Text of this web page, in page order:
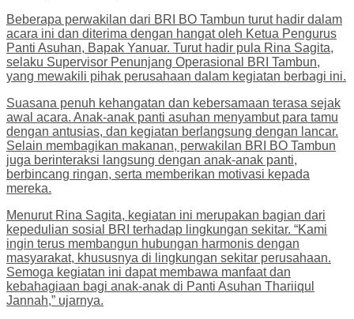
Beberapa perwakilan dari BRI BO Tambun turut hadir dalam
acara ini dan diterima dengan hangat oleh Ketua Pengurus
Panti Asuhan, Bapak Yanuar. Turut hadir pula Rina Sagita,
selaku Supervisor Penunjang Operasional BRI Tambun,
yang mewakili pihak perusahaan dalam kegiatan berbagi ini.
Suasana penuh kehangatan dan kebersamaan terasa sejak
awal acara. Anak-anak panti asuhan menyambut para tamu
dengan antusias, dan kegiatan berlangsung dengan lancar.
Selain membagikan makanan, perwakilan BRI BO Tambun
juga berinteraksi langsung dengan anak-anak panti,
berbincang ringan, serta memberikan motivasi kepada
mereka.
Menurut Rina Sagita, kegiatan ini merupakan bagian dari
kepedulian sosial BRI terhadap lingkungan sekitar. “Kami
ingin terus membangun hubungan harmonis dengan
masyarakat, khususnya di lingkungan sekitar perusahaan.
Semoga kegiatan ini dapat membawa manfaat dan
kebahagiaan bagi anak-anak di Panti Asuhan Thariiqul
Jannah,” ujarnya.